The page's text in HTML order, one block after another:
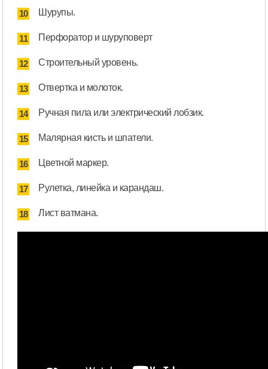
Шурупы.
Перфоратор и шуруповерт
Строительный уровень.
Отвертка и молоток.
Ручная пила или электрический лобзик.
Малярная кисть и шпатели.
Цветной маркер.
Рулетка, линейка и карандаш.
Лист ватмана.